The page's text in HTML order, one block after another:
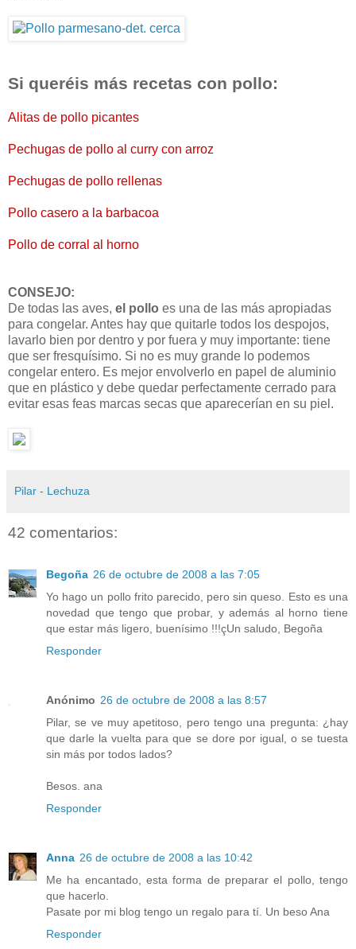
Si queréis más recetas con pollo:
Alitas de pollo picantes
Pechugas de pollo al curry con arroz
Pechugas de pollo rellenas
Pollo casero a la barbacoa
Pollo de corral al horno
CONSEJO:
De todas las aves, el pollo es una de las más apropiadas
para congelar. Antes hay que quitarle todos los despojos,
lavarlo bien por dentro y por fuera y muy importante: tiene
que ser fresquísimo. Si no es muy grande lo podemos
congelar entero. Es mejor envolverlo en papel de aluminio
que en plástico y debe quedar perfectamente cerrado para
evitar esas feas marcas secas que aparecerían en su piel.
Pilar - Lechuza
42 comentarios:
Begoña 26 de octubre de 2008 a las 7:05
Yo hago un pollo frito parecido, pero sin queso. Esto es una
novedad que tengo que probar, y además al horno tiene
que estar más ligero, buenísimo !!!çUn saludo, Begoña
Responder
Anónimo 26 de octubre de 2008 a las 8:57
Pilar, se ve muy apetitoso, pero tengo una pregunta: ¿hay
que darle la vuelta para que se dore por igual, o se tuesta
sin más por todos lados?
Besos. ana
Responder
Anna 26 de octubre de 2008 a las 10:42
Me ha encantado, esta forma de preparar el pollo, tengo
que hacerlo.
Pasate por mi blog tengo un regalo para tí. Un beso Ana
Responder